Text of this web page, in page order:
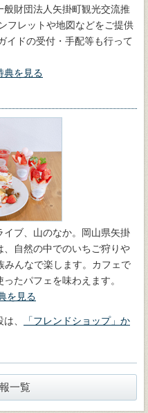
財団法人矢掛町観光交流推
フレットや地図などをご提供
イドの受付・手配等も行って
典を見る
イブ、山のなか。岡山県矢掛
自然の中でのいちご狩りや
みんなで楽します。カフェで
たパフェを味わえます。
を見る
、
「フレンドショップ」か
一覧